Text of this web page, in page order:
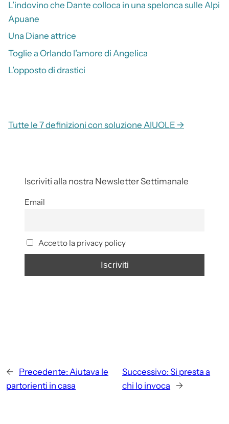
L’indovino che Dante colloca in una spelonca sulle Alpi
Apuane
Una Diane attrice
Toglie a Orlando l’amore di Angelica
L’opposto di drastici
Tutte le 7 definizioni con soluzione AIUOLE →
Iscriviti alla nostra Newsletter Settimanale
Email
Accetto la privacy policy
← Precedente: Aiutava le
partorienti in casa
Successivo: Si presta a
chi lo invoca
→